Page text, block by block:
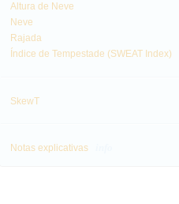
Altura de Neve
Neve
Rajada
Índice de Tempestade (SWEAT Index)
SkewT
Notas explicativas